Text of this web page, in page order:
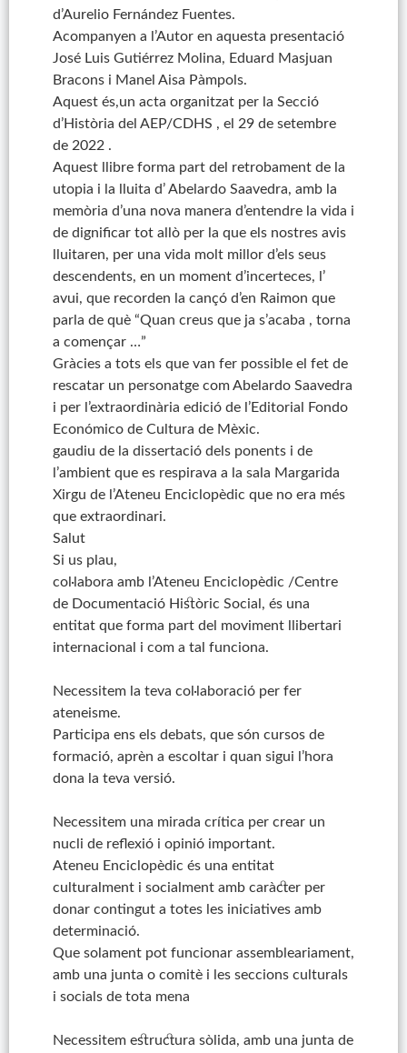
d’Aurelio Fernández Fuentes.
Acompanyen a l’Autor en aquesta presentació
José Luis Gutiérrez Molina, Eduard Masjuan
Bracons i Manel Aisa Pàmpols.
Aquest és,un acta organitzat per la Secció
d’Història del AEP/CDHS , el 29 de setembre
de 2022 .
Aquest llibre forma part del retrobament de la
utopia i la lluita d’ Abelardo Saavedra, amb la
memòria d’una nova manera d’entendre la vida i
de dignificar tot allò per la que els nostres avis
lluitaren, per una vida molt millor d’els seus
descendents, en un moment d’incerteces, l’
avui, que recorden la cançó d’en Raimon que
parla de què “Quan creus que ja s’acaba , torna
a començar …”
Gràcies a tots els que van fer possible el fet de
rescatar un personatge com Abelardo Saavedra
i per l’extraordinària edició de l’Editorial Fondo
Económico de Cultura de Mèxic.
gaudiu de la dissertació dels ponents i de
l’ambient que es respirava a la sala Margarida
Xirgu de l’Ateneu Enciclopèdic que no era més
que extraordinari.
Salut
Si us plau,
col·labora amb l’Ateneu Enciclopèdic /Centre
de Documentació Històric Social, és una
entitat que forma part del moviment llibertari
internacional i com a tal funciona.
Necessitem la teva col·laboració per fer
ateneisme.
Participa ens els debats, que són cursos de
formació, aprèn a escoltar i quan sigui l’hora
dona la teva versió.
Necessitem una mirada crítica per crear un
nucli de reflexió i opinió important.
Ateneu Enciclopèdic és una entitat
culturalment i socialment amb caràcter per
donar contingut a totes les iniciatives amb
determinació.
Que solament pot funcionar assembleariament,
amb una junta o comitè i les seccions culturals
i socials de tota mena
Necessitem estructura sòlida, amb una junta de